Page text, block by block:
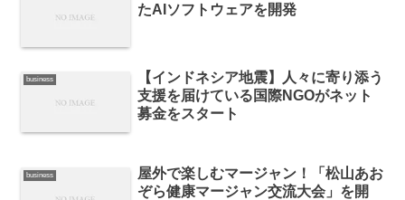
たAIソフトウェアを開発
business
【インドネシア地震】人々に寄り添う
支援を届けている国際NGOがネット
募金をスタート
business
屋外で楽しむマージャン！「松山あお
ぞら健康マージャン交流大会」を開